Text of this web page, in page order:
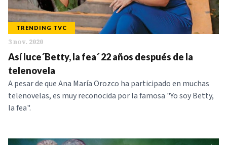
TRENDING TVC
3 nov. 2020
Así luce´Betty, la fea´ 22 años después de la
telenovela
A pesar de que Ana María Orozco ha participado en muchas
telenovelas, es muy reconocida por la famosa "Yo soy Betty,
la fea".